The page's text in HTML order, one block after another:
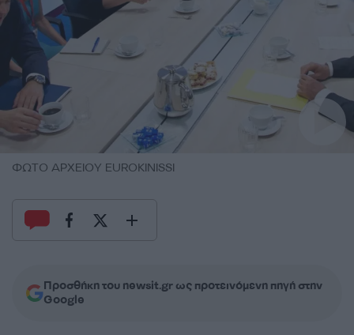
ΦΩΤΟ ΑΡΧΕΙΟΥ EUROKINISSI
Προσθήκη του newsit.gr ως προτεινόμενη πηγή στην
Google